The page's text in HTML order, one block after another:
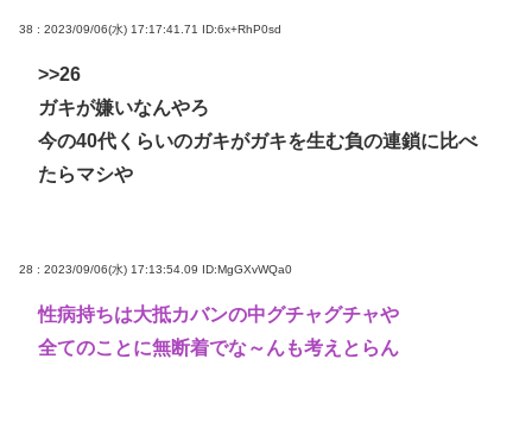
38 : 2023/09/06(水) 17:17:41.71 ID:6x+RhP0sd
>>26
ガキが嫌いなんやろ
今の40代くらいのガキがガキを生む負の連鎖に比べ
たらマシや
28 : 2023/09/06(水) 17:13:54.09 ID:MgGXvWQa0
性病持ちは大抵カバンの中グチャグチャや
全てのことに無断着でな～んも考えとらん